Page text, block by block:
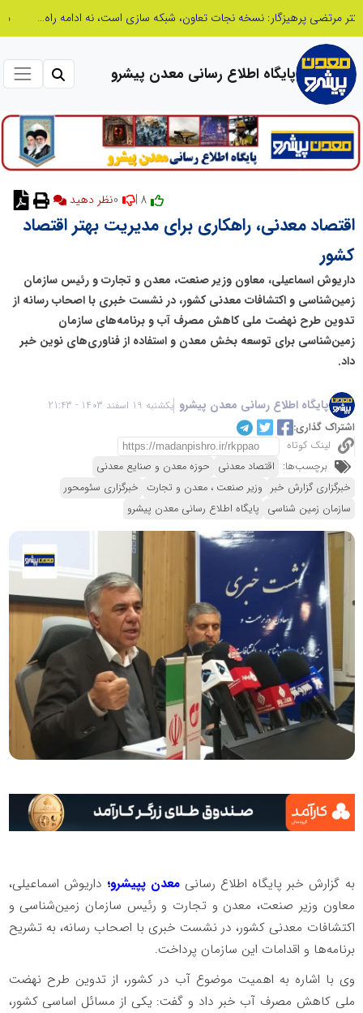
پایگاه اطلاع رسانی معدن پیشرو
نظر دهید
اقتصاد معدنی، راهکاری برای مدیریت بهتر اقتصاد
کشور
داریوش اسماعیلی، معاون وزیر صنعت، معدن و تجارت و رئیس سازمان
زمین‌شناسی و اکتشافات معدنی کشور، در نشست خبری با اصحاب رسانه از
تدوین طرح نهضت ملی کاهش مصرف آب و برنامه‌های سازمان
زمین‌شناسی برای توسعه بخش معدن و استفاده از فناوری‌های نوین خبر
داد.
پایگاه اطلاع رسانی معدن پیشرو یکشنبه 19 اسفند 1403 - 21:43
اشتراک گذاری:
لینک کوتاه
برچسب‌ها: اقتصاد معدنی حوزه معدن و صنایع معدنی
خبرگزاری گزارش خبر وزیر صنعت ، معدن و تجارت خبرگزاری سئومحور
سازمان زمین شناسی پایگاه اطلاع رسانی معدن پیشرو
به گزارش خبر پایگاه اطلاع رسانی معدن پپیشرو؛ داریوش اسماعیلی،
معاون وزیر صنعت، معدن و تجارت و رئیس سازمان زمین‌شناسی و
اکتشافات معدنی کشور، در نشست خبری با اصحاب رسانه، به تشریح
برنامه‌ها و اقدامات این سازمان پرداخت.
وی با اشاره به اهمیت موضوع آب در کشور، از تدوین طرح نهضت
ملی کاهش مصرف آب خبر داد و گفت: یکی از مسائل اساسی کشور،